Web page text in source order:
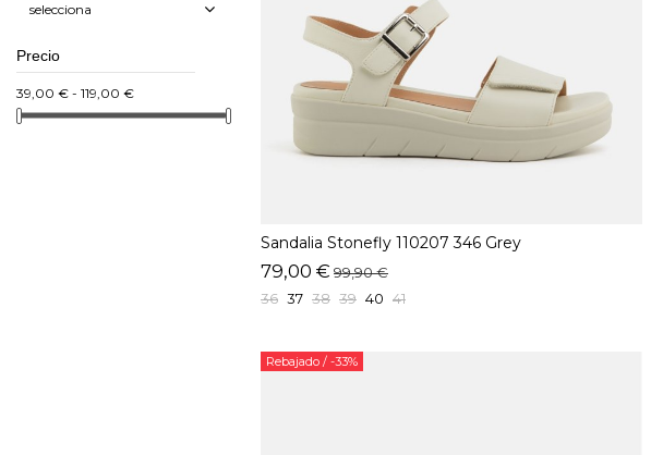
Sandalia Stonefly 110207 346 Grey
79,00 € 99,90 €
36 37 38 39 40 41
Rebajado / -33%
selecciona
Precio
39,00 € - 119,00 €